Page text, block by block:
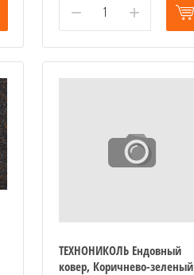
− +
ТЕХНОНИКОЛЬ Ендовный
ковер, Коричнево-зеленый